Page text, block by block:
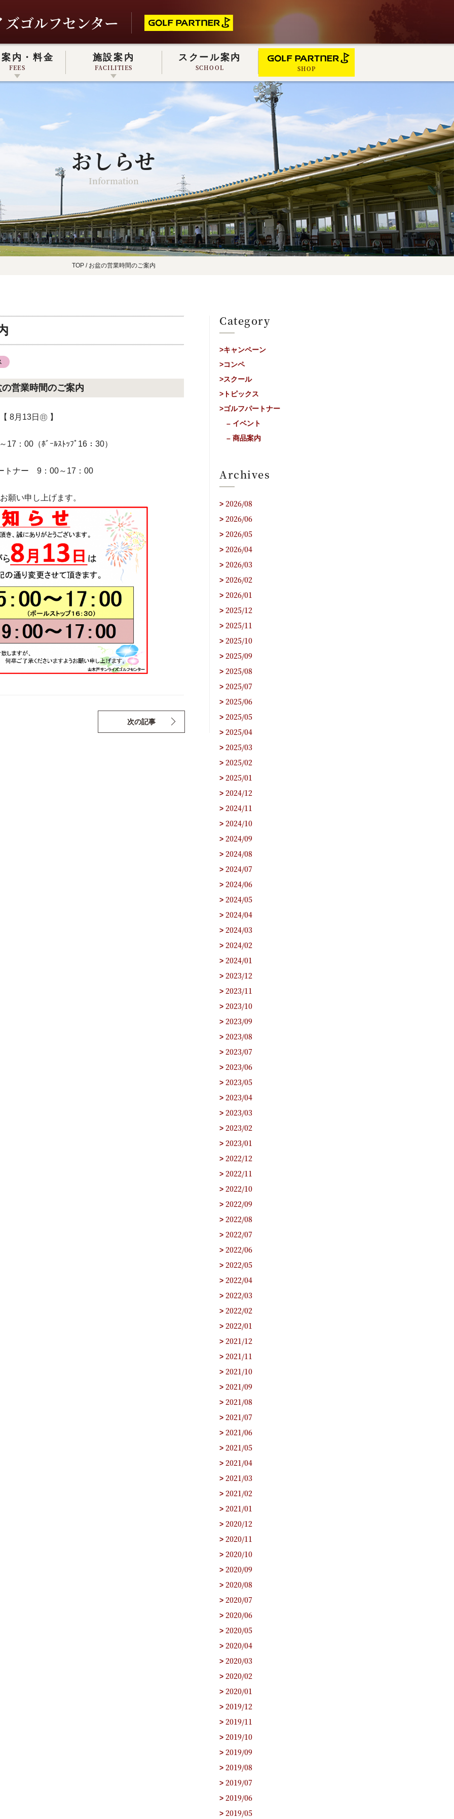
ゴルフセンター
内・料金
FEES
施設案内
FACILITIES
スクール案内
SCHOOL SHOP
おしらせ
Information
TOP/ お盆の営業時間のご案内
営業時間のご案内
8月13日㊐ 】
：00（ﾎﾞｰﾙｽﾄｯﾌﾟ16：30）
トナー 9：00～17：00
願い申し上げます。
次の記事
Category
>キャンペーン
>コンペ
>スクール
>トピックス
>ゴルフパートナー
– イベント
– 商品案内
Archives
> 2026/08
> 2026/06
> 2026/05
> 2026/04
> 2026/03
> 2026/02
> 2026/01
> 2025/12
> 2025/11
> 2025/10
> 2025/09
> 2025/08
> 2025/07
> 2025/06
> 2025/05
> 2025/04
> 2025/03
> 2025/02
> 2025/01
> 2024/12
> 2024/11
> 2024/10
> 2024/09
> 2024/08
> 2024/07
> 2024/06
> 2024/05
> 2024/04
> 2024/03
> 2024/02
> 2024/01
> 2023/12
> 2023/11
> 2023/10
> 2023/09
> 2023/08
> 2023/07
> 2023/06
> 2023/05
> 2023/04
> 2023/03
> 2023/02
> 2023/01
> 2022/12
> 2022/11
> 2022/10
> 2022/09
> 2022/08
> 2022/07
> 2022/06
> 2022/05
> 2022/04
> 2022/03
> 2022/02
> 2022/01
> 2021/12
> 2021/11
> 2021/10
> 2021/09
> 2021/08
> 2021/07
> 2021/06
> 2021/05
> 2021/04
> 2021/03
> 2021/02
> 2021/01
> 2020/12
> 2020/11
> 2020/10
> 2020/09
> 2020/08
> 2020/07
> 2020/06
> 2020/05
> 2020/04
> 2020/03
> 2020/02
> 2020/01
> 2019/12
> 2019/11
> 2019/10
> 2019/09
> 2019/08
> 2019/07
> 2019/06
> 2019/05